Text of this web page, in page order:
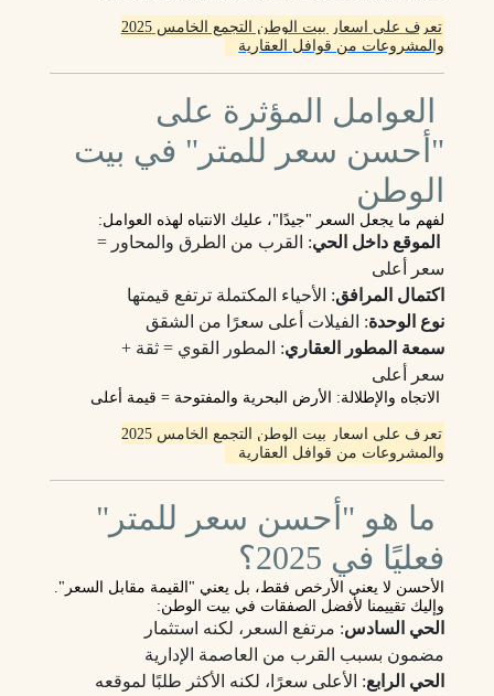
تعرف على اسعار بيت الوطن التجمع الخامس 2025
والمشروعات من قوافل العقارية
العوامل المؤثرة على
"أحسن سعر للمتر" في بيت
الوطن
لفهم ما يجعل السعر "جيدًا"، عليك الانتباه لهذه العوامل:
الموقع داخل الحي: القرب من الطرق والمحاور =
سعر أعلى
اكتمال المرافق: الأحياء المكتملة ترتفع قيمتها
نوع الوحدة: الفيلات أعلى سعرًا من الشقق
سمعة المطور العقاري: المطور القوي = ثقة +
سعر أعلى
الاتجاه والإطلالة: الأرض البحرية والمفتوحة = قيمة أعلى
تعرف على اسعار بيت الوطن التجمع الخامس 2025
والمشروعات من قوافل العقارية
ما هو "أحسن سعر للمتر"
فعليًا في 2025؟
الأحسن لا يعني الأرخص فقط، بل يعني "القيمة مقابل السعر".
وإليك تقييمنا لأفضل الصفقات في بيت الوطن:
الحي السادس: مرتفع السعر، لكنه استثمار
مضمون بسبب القرب من العاصمة الإدارية
الحي الرابع: الأعلى سعرًا، لكنه الأكثر طلبًا لموقعه